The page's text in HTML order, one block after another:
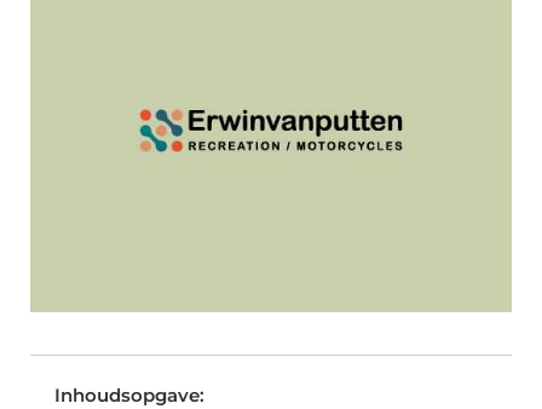
Inhoudsopgave: